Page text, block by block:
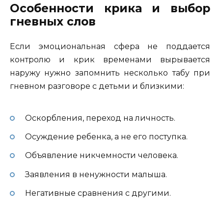
Особенности крика и выбор
гневных слов
Если эмоциональная сфера не поддается
контролю и крик временами вырывается
наружу нужно запомнить несколько табу при
гневном разговоре с детьми и близкими:
Оскорбления, переход на личность.
Осуждение ребенка, а не его поступка.
Объявление никчемности человека.
Заявления в ненужности малыша.
Негативные сравнения с другими.